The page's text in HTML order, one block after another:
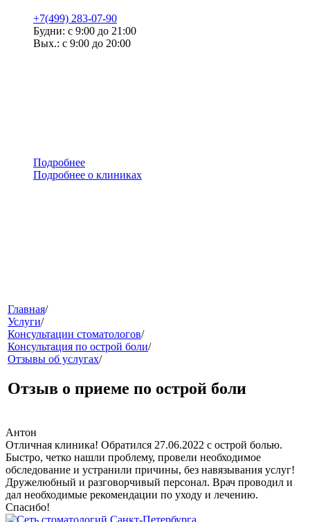
+7(499) 283-07-90
Будни: с 9:00 до 21:00
Вых.: с 9:00 до 20:00
Подробнее
Подробнее о клиниках
меню
звонок
Главная/
Услуги/
Консультации стоматологов/
Консультация по острой боли/
Отзывы об услугах/
Отзыв о приеме по острой боли
Антон
Отличная клиника! Обратился 27.06.2022 с острой болью.
Быстро, четко нашли проблему, провели необходимое
обследование и устранили причины, без навязывания услуг!
Дружелюбный и разговорчивый персонал. Врач проводил и
дал необходимые рекомендации по уходу и лечению.
Спасибо!